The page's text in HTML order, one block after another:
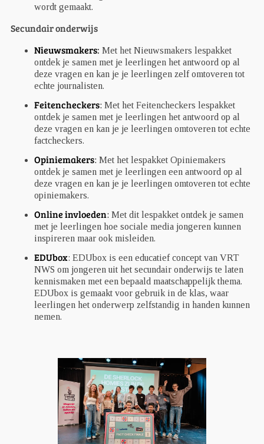
wordt gemaakt.
Secundair onderwijs
Nieuwsmakers: Met het Nieuwsmakers lespakket
ontdek je samen met je leerlingen het antwoord op al
deze vragen en kan je je leerlingen zelf omtoveren tot
echte journalisten.
Feitencheckers: Met het Feitencheckers lespakket
ontdek je samen met je leerlingen het antwoord op al
deze vragen en kan je je leerlingen omtoveren tot echte
factcheckers.
Opiniemakers: Met het lespakket Opiniemakers
ontdek je samen met je leerlingen een antwoord op al
deze vragen en kan je je leerlingen omtoveren tot echte
opiniemakers.
Online invloeden: Met dit lespakket ontdek je samen
met je leerlingen hoe sociale media jongeren kunnen
inspireren maar ook misleiden.
EDUbox: EDUbox is een educatief concept van VRT
NWS om jongeren uit het secundair onderwijs te laten
kennismaken met een bepaald maatschappelijk thema.
EDUbox is gemaakt voor gebruik in de klas, waar
leerlingen het onderwerp zelfstandig in handen kunnen
nemen.